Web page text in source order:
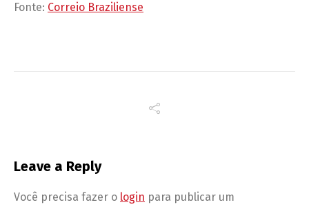
Fonte: Correio Braziliense
Leave a Reply
Você precisa fazer o login para publicar um